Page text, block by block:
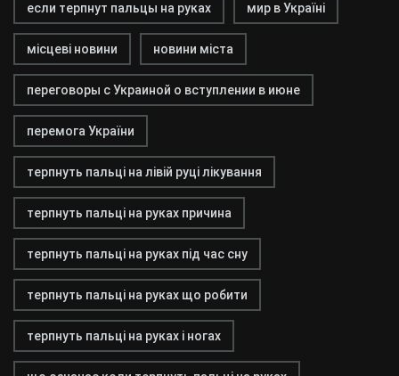
если терпнут пальцы на руках мир в Україні
місцеві новини новини міста
переговоры с Украиной о вступлении в июне
перемога України
терпнуть пальці на лівій руці лікування
терпнуть пальці на руках причина
терпнуть пальці на руках під час сну
терпнуть пальці на руках що робити
терпнуть пальці на руках і ногах